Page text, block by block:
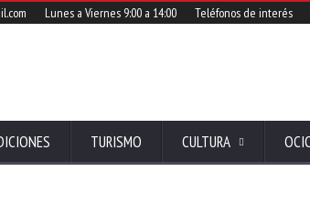
Lunes a Viernes 9:00 a 14:00 Teléfonos de interés
TURISMO CULTURA